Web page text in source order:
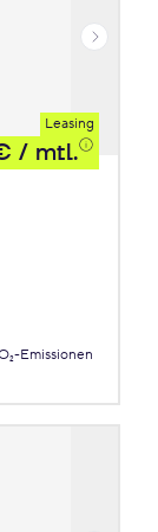
Leasing
/ mtl.
Emissionen